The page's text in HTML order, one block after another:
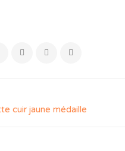
cuir jaune médaille